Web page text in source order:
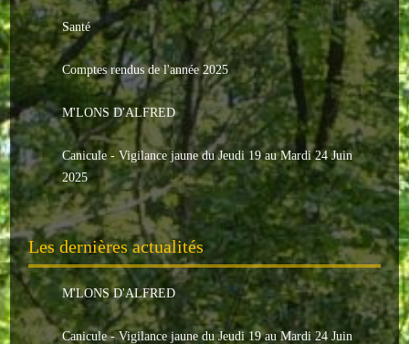
Agence postale
Le conseil municipal
Les élus
Les commissions
Les comptes rendus
Le personnel communal
L'Echo de Nuaillé
Tarifs et locations
Galeries photos
Santé
Comptes rendus de l'année 2025
M'LONS D'ALFRED
Canicule - Vigilance jaune du Jeudi 19 au Mardi 24 Juin
2025
Les dernières actualités
M'LONS D'ALFRED
Canicule - Vigilance jaune du Jeudi 19 au Mardi 24 Juin